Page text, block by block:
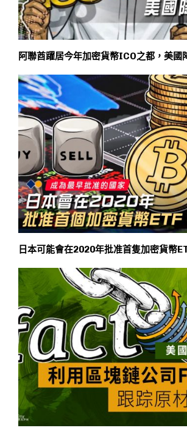
阿聯酋躍居今年加密貨幣ICO之都，美國
日本可能會在2020年批准首隻加密貨幣